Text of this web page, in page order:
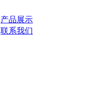
产品展示
联系我们